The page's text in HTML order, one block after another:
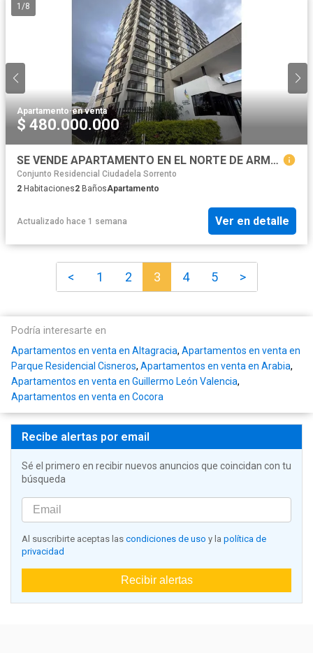
1 /8
Apartamento·en venta
$ 480.000.000
SE VENDE APARTAMENTO EN EL NORTE DE ARMENIA
Conjunto Residencial Ciudadela Sorrento
2 Habitaciones2 BañosApartamento
Actualizado hace 1 semana Ver en detalle
< 1 2 3 4 5 >
Podría interesarte en
Apartamentos en venta en Altagracia, Apartamentos en venta en
Parque Residencial Cisneros, Apartamentos en venta en Arabia,
Apartamentos en venta en Guillermo León Valencia,
Apartamentos en venta en Cocora
Recibe alertas por email
Sé el primero en recibir nuevos anuncios que coincidan con tu
búsqueda
Al suscribirte aceptas las condiciones de uso y la política de
privacidad
Recibir alertas